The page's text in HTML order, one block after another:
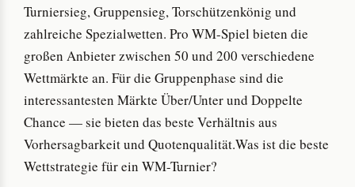
Turniersieg, Gruppensieg, Torschützenkönig und
zahlreiche Spezialwetten. Pro WM-Spiel bieten die
großen Anbieter zwischen 50 und 200 verschiedene
Wettmärkte an. Für die Gruppenphase sind die
interessantesten Märkte Über/Unter und Doppelte
Chance — sie bieten das beste Verhältnis aus
Vorhersagbarkeit und Quotenqualität.Was ist die beste
Wettstrategie für ein WM-Turnier?